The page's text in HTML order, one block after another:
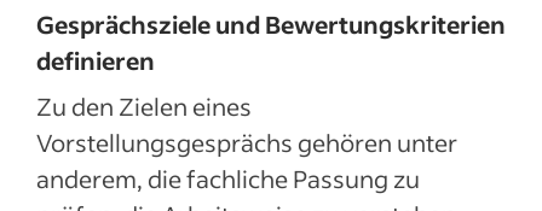
Gesprächsziele und Bewertungskriterien
definieren
Zu den Zielen eines
Vorstellungsgesprächs gehören unter
anderem, die fachliche Passung zu